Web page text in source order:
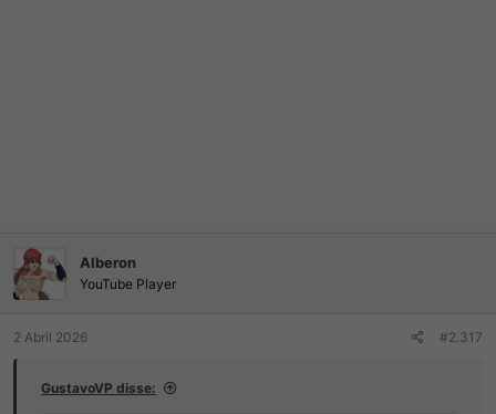
Alberon
YouTube Player
2 Abril 2026 #2.317
GustavoVP disse: